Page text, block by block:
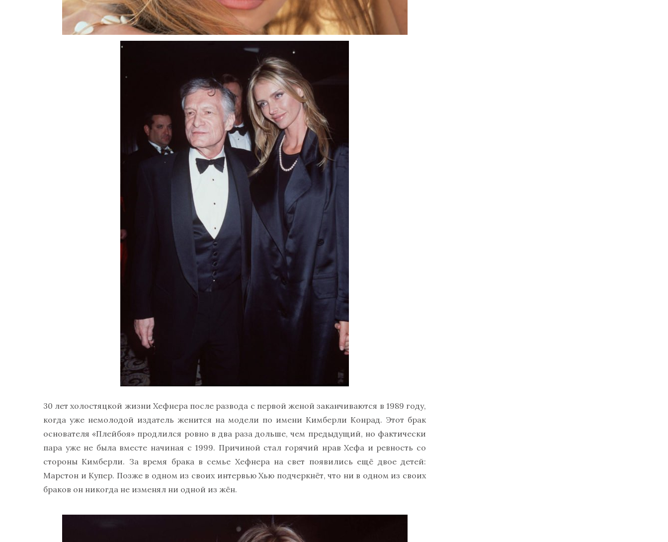
30 лет холостяцкой жизни Хефнера после развода с первой женой заканчиваются в 1989 году,
когда уже немолодой издатель женится на модели по имени Кимберли Конрад. Этот брак
основателя «Плейбоя» продлился ровно в два раза дольше, чем предыдущий, но фактически
пара уже не была вместе начиная с 1999. Причиной стал горячий нрав Хефа и ревность со
стороны Кимберли. За время брака в семье Хефнера на свет появились ещё двое детей:
Марстон и Купер. Позже в одном из своих интервью Хью подчеркнёт, что ни в одном из своих
браков он никогда не изменял ни одной из жён.